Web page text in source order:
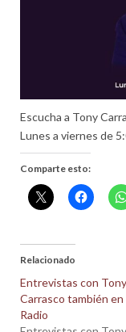
Escucha a Tony
Lunes a viernes de
Comparte esto:
Relacionado
Entrevistas con Tony
Carrasco también
Radio